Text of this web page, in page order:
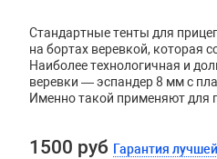
Стандартные тенты для
на бортах веревкой, которая
Наиболее технологичная и
веревки — эспандер 8 мм с
Именно такой применяют для
1500 руб Гарантия